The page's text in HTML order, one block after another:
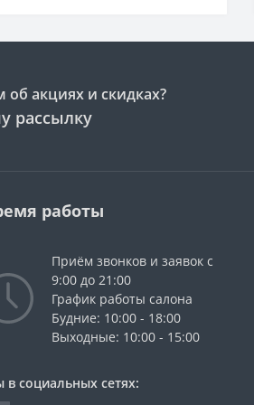
об акциях и скидках?
рассылку
работы
Приём звонков и заявок с
9:00 до 21:00
График работы салона
Будние: 10:00 - 18:00
Выходные: 10:00 - 15:00
в социальных сетях: